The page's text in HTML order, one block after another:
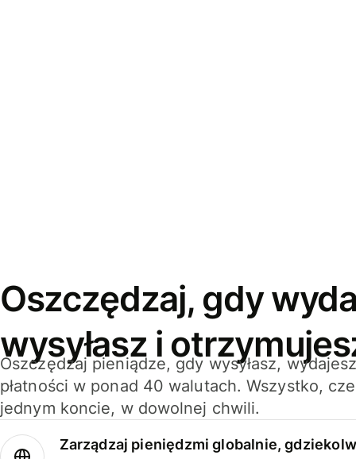
Oszczędzaj, gdy
wysyłasz i
Oszczędzaj pieniądze, gdy wysyłasz,
płatności w ponad 40 walutach. Wszystko,
jednym koncie, w dowolnej chwili.
Zarządzaj pieniędzmi globalnie,